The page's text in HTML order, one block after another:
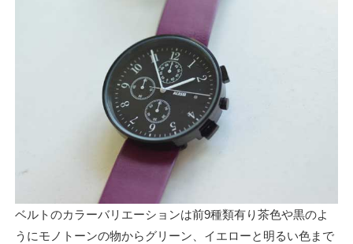
ベルトのカラーバリエーションは前9種類有り茶色や黒のよ
うにモノトーンの物からグリーン、イエローと明るい色まで